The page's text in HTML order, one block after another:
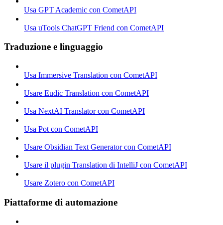
Usa GPT Academic con CometAPI
Usa uTools ChatGPT Friend con CometAPI
Traduzione e linguaggio
Usa Immersive Translation con CometAPI
Usare Eudic Translation con CometAPI
Usa NextAI Translator con CometAPI
Usa Pot con CometAPI
Usare Obsidian Text Generator con CometAPI
Usare il plugin Translation di IntelliJ con CometAPI
Usare Zotero con CometAPI
Piattaforme di automazione